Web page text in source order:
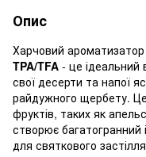
Опис
Харчовий ароматизатор
TPA/TFA - це ідеальний
свої десерти та напої
райдужного щербету.
фруктів, таких як
створює багатогранний
для святкового